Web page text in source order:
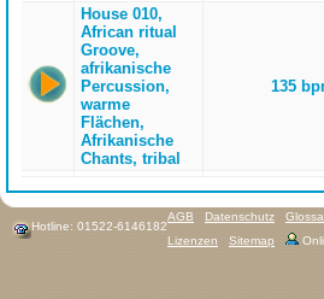
House 010,
African ritual
Groove,
afrikanische
Percussion,
warme
Flächen,
Afrikanische
Chants, tribal
135
Hotline: 01522-6146182
AGB Datenschutz
Lizenzen
Sitemap